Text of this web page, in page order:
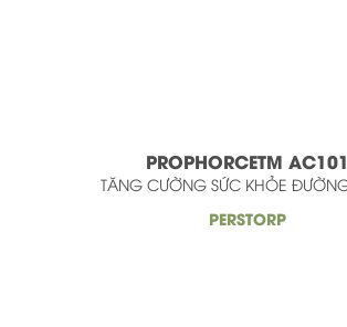
Trang chủ
PROPHORCETM AC101
TĂNG CƯỜNG SỨC KHỎE ĐƯỜNG
PERSTORP